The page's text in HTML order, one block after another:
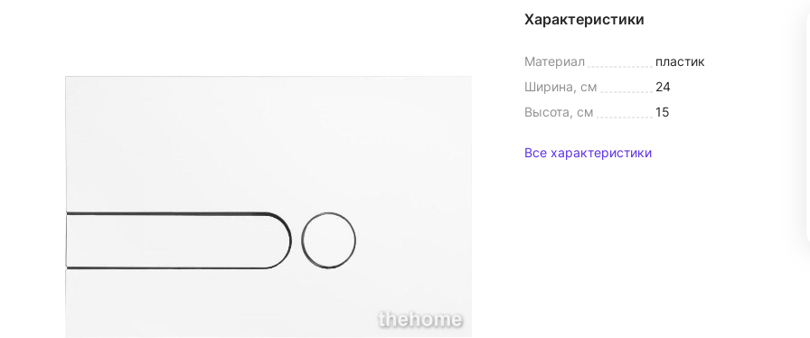
Характеристики
Материал
пластик
Ширина, см
24
Высота, см
15
Все характеристики